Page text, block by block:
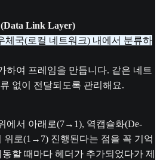
Link Layer)
체국(로컬 네트워크) 내에서 분류하
하여 프레임을 만듭니다. 같은 네트
없이 전달되도록 관리해요.
에서 아래로(7→1), 역캡슐화(De-
위로(1→7) 진행된다는 점을 꼭 기억
할 때마다 헤더가 추가되었다가 제